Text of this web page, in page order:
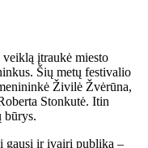
įtraukė miesto
Šių metų festivalio
Živilė Žvėrūna,
Stonkutė. Itin
būrys.
gausi ir įvairi publika –